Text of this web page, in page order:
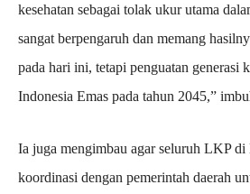
kesehatan sebagai tolak ukur utama
sangat berpengaruh dan memang
pada hari ini, tetapi penguatan generasi
Indonesia Emas pada tahun 2045,”
Ia juga mengimbau agar seluruh LKP
koordinasi dengan pemerintah daerah